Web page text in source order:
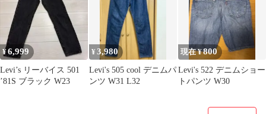
¥6,999
Levi’s リーバイス 501
’81S ブラック W23
¥3,980
Levi's 505 cool デニムパ
ンツ W31 L32
現在 ¥800
Levi's 522 デニムショー
トパンツ W30